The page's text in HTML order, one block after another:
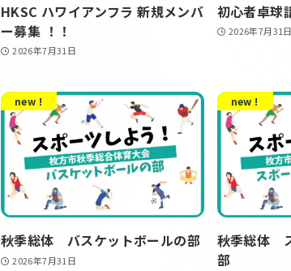
HKSC ハワイアンフラ 新規メンバ
ー募集 ！！
2026年7月31日
初心者卓球
2026年7月31日
new !
秋季総体 バスケットボールの部
2026年7月31日
new !
秋季総体
部